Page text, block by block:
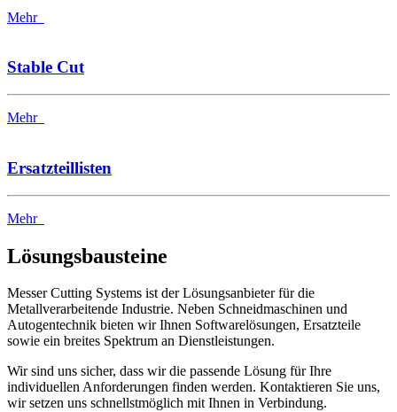
Mehr
Stable Cut
Mehr
Ersatzteillisten
Mehr
Lösungsbausteine
Messer Cutting Systems ist der Lösungsanbieter für die
Metallverarbeitende Industrie. Neben Schneidmaschinen und
Autogentechnik bieten wir Ihnen Softwarelösungen, Ersatzteile
sowie ein breites Spektrum an Dienstleistungen.
Wir sind uns sicher, dass wir die passende Lösung für Ihre
individuellen Anforderungen finden werden. Kontaktieren Sie uns,
wir setzen uns schnellstmöglich mit Ihnen in Verbindung.